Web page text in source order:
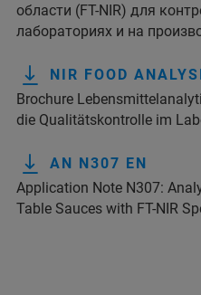
области (FT-NIR) для
лабораториях и на
NIR FOOD
Brochure
die Qualitätskontrolle im
AN N307 EN
Application Note N307:
Table Sauces with FT-NIR